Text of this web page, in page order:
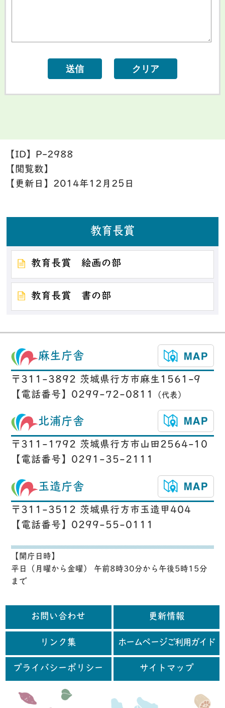
【ID】 P-2988
【閲覧数】
【更新日】 2014年12月25日
教育長賞
教育長賞 絵画の部
教育長賞 書の部
麻生庁舎
〒311-3892 茨城県行方市麻生1561-9
【電話番号】0299-72-0811
（代表）
北浦庁舎
〒311-1792 茨城県行方市山田2564-10
【電話番号】0291-35-2111
玉造庁舎
〒311-3512 茨城県行方市玉造甲404
【電話番号】0299-55-0111
【開庁日時】
平日（月曜から金曜） 午前8時30分から午後5時15分
まで
お問い合わせ 更新情報
リンク集 ホームページご利用ガイド
プライバシーポリシー サイトマップ